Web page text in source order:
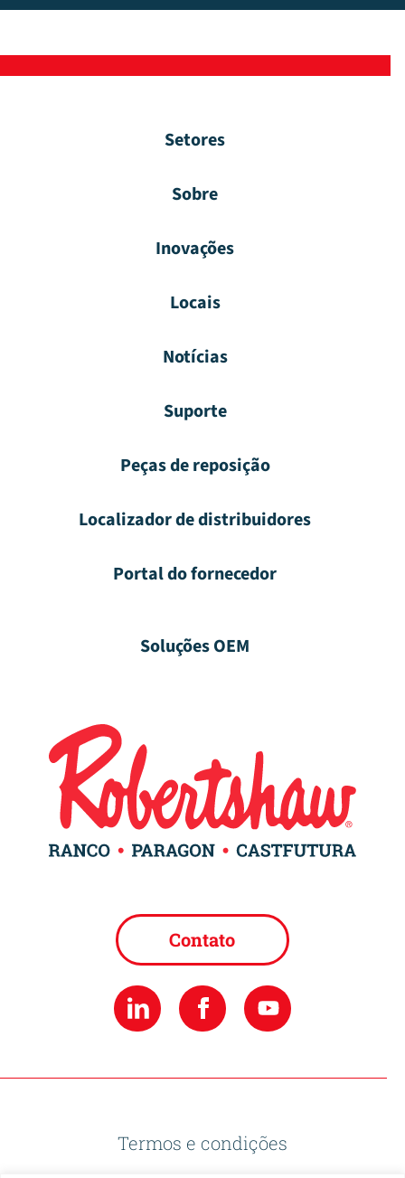
Setores
Sobre
Inovações
Locais
Notícias
Suporte
Peças de reposição
Localizador de distribuidores
Portal do fornecedor
Soluções OEM
Contato
Termos e condições